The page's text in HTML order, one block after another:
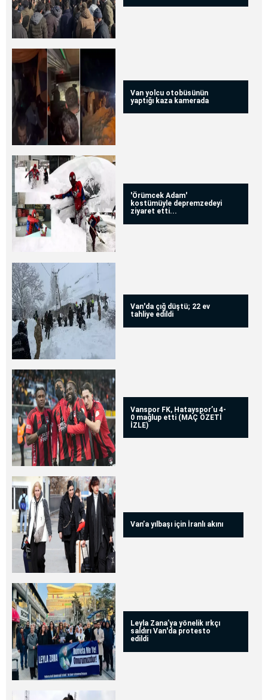
Van yolcu otobüsünün
yaptığı kaza kamerada
'Örümcek Adam'
kostümüyle depremzedeyi
ziyaret etti...
Van'da çığ düştü; 22 ev
tahliye edildi
Vanspor FK, Hatayspor’u 4-
0 mağlup etti (MAÇ ÖZETİ
İZLE)
Van’a yılbaşı için İranlı akını
Leyla Zana’ya yönelik ırkçı
saldırı Van'da protesto
edildi